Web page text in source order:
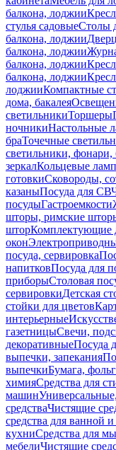
балкона, лоджии
стулья садовыеСтолы
балкона, лоджии
балкона, лоджии
балкона, лоджии
балкона, лоджии
лоджииКомпактные
дома, бакалея
светильникиТоршеры
ночникиНастольные
браТочечные
светильники, фонари,
зеркалКольцевые
готовкиСковороды,
казаныПосуда для
посудыГастроемкости
шторы, римские
шторКомплектующие
окон
посуда, сервировка
напитковПосуда для
приборыСтоловая
сервировкиДетская
стойки для цветов
интерьерные
газетницыСвечи,
декоративныеПосуда
выпечки, запекания
выпечкиБумага,
химияСредства для
машин
средстваЧистящие
средства для ванной и
кухниСредства для
мебелиЧистящие